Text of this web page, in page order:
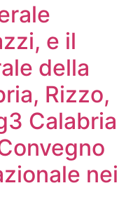
e il
della
Rizzo,
Calabria
nei